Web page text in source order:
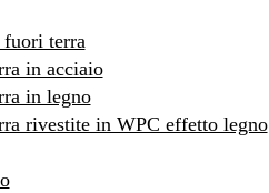
fuori terra
in acciaio
in legno
rivestite in WPC effetto legno